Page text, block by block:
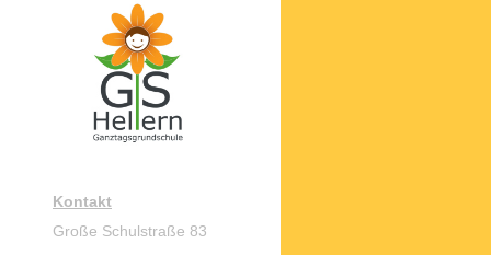
Kontakt
Große Schulstraße 83